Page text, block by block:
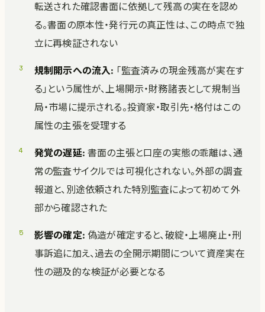
転送された確認書面に依拠して残高の実在を認め
る。書面の原本性・発行元の真正性は、この時点で独
立に再検証されない
規制開示への流入: 「監査済みの現金残高が実在す
る」という属性が、上場開示・財務諸表として規制当
局・市場に提示される。投資家・取引先・格付はこの
属性の主張を受理する
発覚の遅延: 書面の主張と口座の実態の乖離は、通
常の監査サイクルでは可視化されない。外部の調査
報道と、別途依頼された特別監査によって初めて外
部から確認された
影響の確定: 偽造が確定すると、破綻・上場廃止・刑
事訴追に加え、過去の全開示期間について資産実在
性の遡及的な検証が必要となる